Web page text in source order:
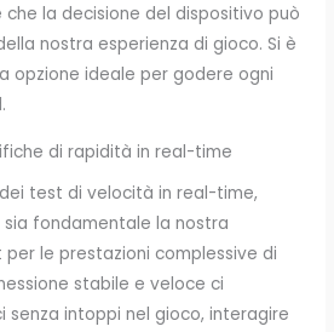
la decisione del dispositivo può
nostra esperienza di gioco. Si è
opzione ideale per godere ogni
di rapidità in real-time
test di velocità in real-time,
fondamentale la nostra
le prestazioni complessive di
stabile e veloce ci
senza intoppi nel gioco, interagire